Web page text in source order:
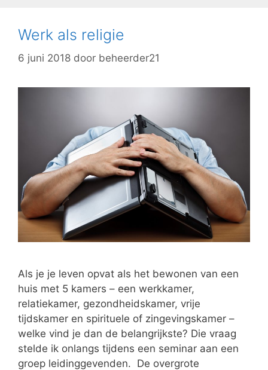
Werk als religie
6 juni 2018 door beheerder21
Als je je leven opvat als het bewonen van een
huis met 5 kamers – een werkkamer,
relatiekamer, gezondheidskamer, vrije
tijdskamer en spirituele of zingevingskamer –
welke vind je dan de belangrijkste? Die vraag
stelde ik onlangs tijdens een seminar aan een
groep leidinggevenden. De overgrote